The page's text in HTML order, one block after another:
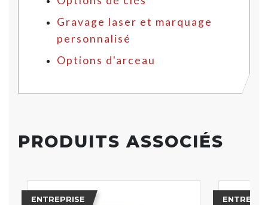
Gravage laser et marquage
personnalisé
Options d'arceau
PRODUITS ASSOCIÉS
ENTREPRISE